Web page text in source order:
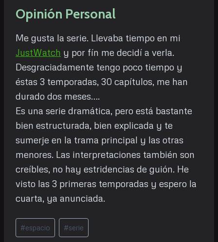
Opinión Personal
Me gusta la serie. Llevaba tiempo en mi
JustWatch y por fín me decidí a verla.
Desgraciadamente tengo poco tiempo y
éstas 3 temporadas, 30 capítulos, me han
durado dos meses….
Es una serie dramática, pero está bastante
bien estructurada, bien explicada y te
sumerje en la trama principal y las otras
menores. Las interpretaciones también son
creíbles, no hay estridencias de guión. He
visto las 3 primeras temporadas y espero la
cuarta, ya anunciada.
Etiquetas
de
#espacio #serie